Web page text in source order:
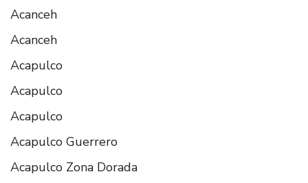
Acanceh
Acanceh
Acapulco
Acapulco
Acapulco
Acapulco Guerrero
Acapulco Zona Dorada